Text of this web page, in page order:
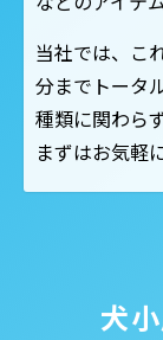
当社では、こ
分までトータ
種類に関わら
まずはお気軽
犬